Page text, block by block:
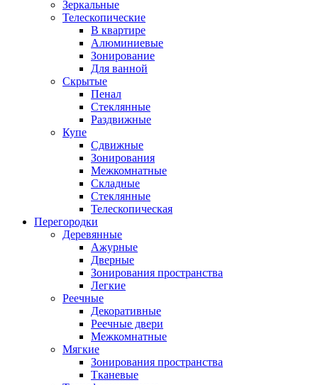
Зеркальные
Телескопические
В квартире
Алюминиевые
Зонирование
Для ванной
Скрытые
Пенал
Стеклянные
Раздвижные
Купе
Сдвижные
Зонирования
Межкомнатные
Складные
Стеклянные
Телескопическая
Перегородки
Деревянные
Ажурные
Дверные
Зонирования пространства
Легкие
Реечные
Декоративные
Реечные двери
Межкомнатные
Мягкие
Зонирования пространства
Тканевые